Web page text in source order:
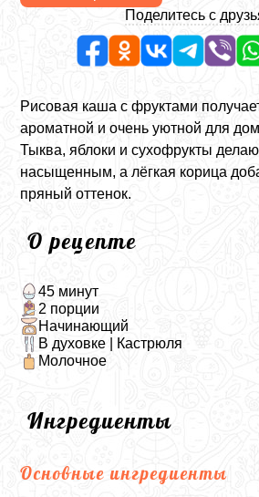
Поделитесь с
Рисовая каша с фруктами
ароматной и очень уютной для
Тыква, яблоки и сухофрукты
насыщенным, а лёгкая корица
пряный оттенок.
О рецепте
45 минут
2 порции
Начинающий
В духовке | Кастрюля
Молочное
Ингредиенты
Основные ингредиенты